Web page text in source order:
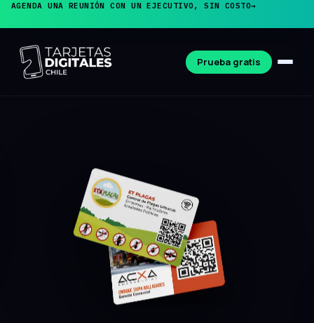
AGENDA UNA REUNIÓN CON UN EJECUTIVO, SIN COSTO→
Prueba gratis